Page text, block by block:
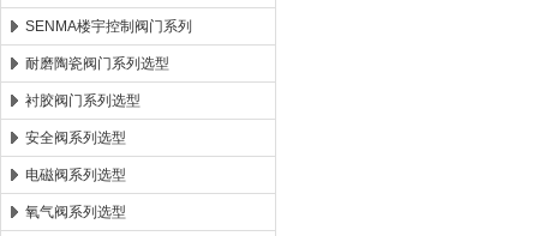
SENMA楼宇控制阀门系列
耐磨陶瓷阀门系列选型
衬胶阀门系列选型
安全阀系列选型
电磁阀系列选型
氧气阀系列选型